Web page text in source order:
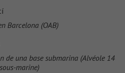
Barcelona (OAB)
de una base submarina (Alvéole 14
marine)